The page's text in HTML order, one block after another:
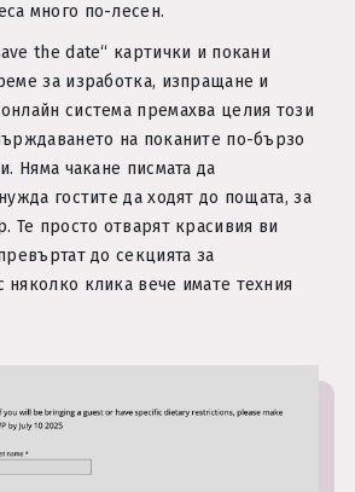
много по-лесен.
the date“ картички и покани
за изработка, изпращане и
система премахва целия този
на поканите по-бързо
Няма чакане писмата да
гостите да ходят до пощата, за
Те просто отварят красивия ви
до секцията за
клика вече имате техния